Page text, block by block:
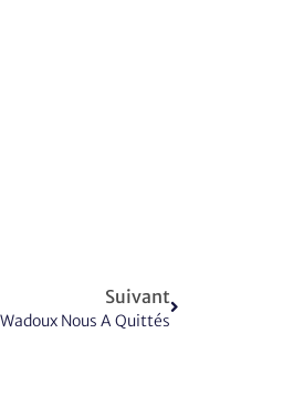
Suivant
Nous A Quittés